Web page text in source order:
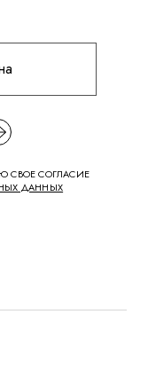
СВОЕ СОГЛАСИЕ
ДАННЫХ